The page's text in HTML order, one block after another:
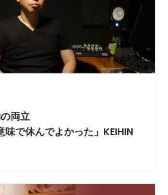
両立
で休んでよかった」KEIHIN